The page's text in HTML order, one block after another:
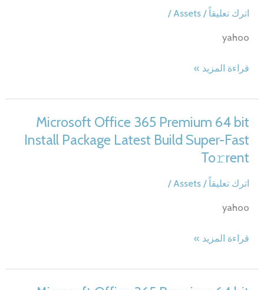
No
To𝚛rent
اترك تعليقاً /
Assets
/
yahoo
Microsoft
365
Professional
64
Auto
Crack
In-
Latest
قراءة المزيد »
Microsoft Office 365 Premium 64 bit
Install Package Latest Build Super-Fast
To𝚛rent
اترك تعليقاً /
Assets
/
yahoo
Microsoft
365
Premium
قراءة المزيد »